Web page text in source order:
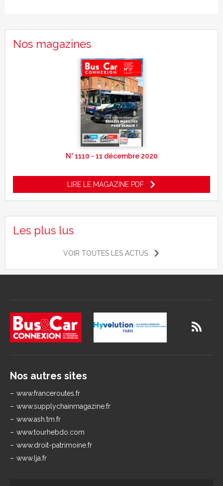
Nos magazines
N° 1110 - 11 décembre 2020
LIRE LE MAGAZINE PDF
Les plus lus
VOIR TOUTES LES ACTUS
Nos autres sites
www.franceroutes.fr
www.supplychainmagazine.fr
www.ash.tm.fr
www.tourhebdo.com
www.droit-patrimoine.fr
www.lja.fr